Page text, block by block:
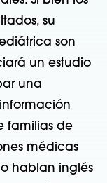
su
son
un estudio
una
familias de
médicas
hablan inglés